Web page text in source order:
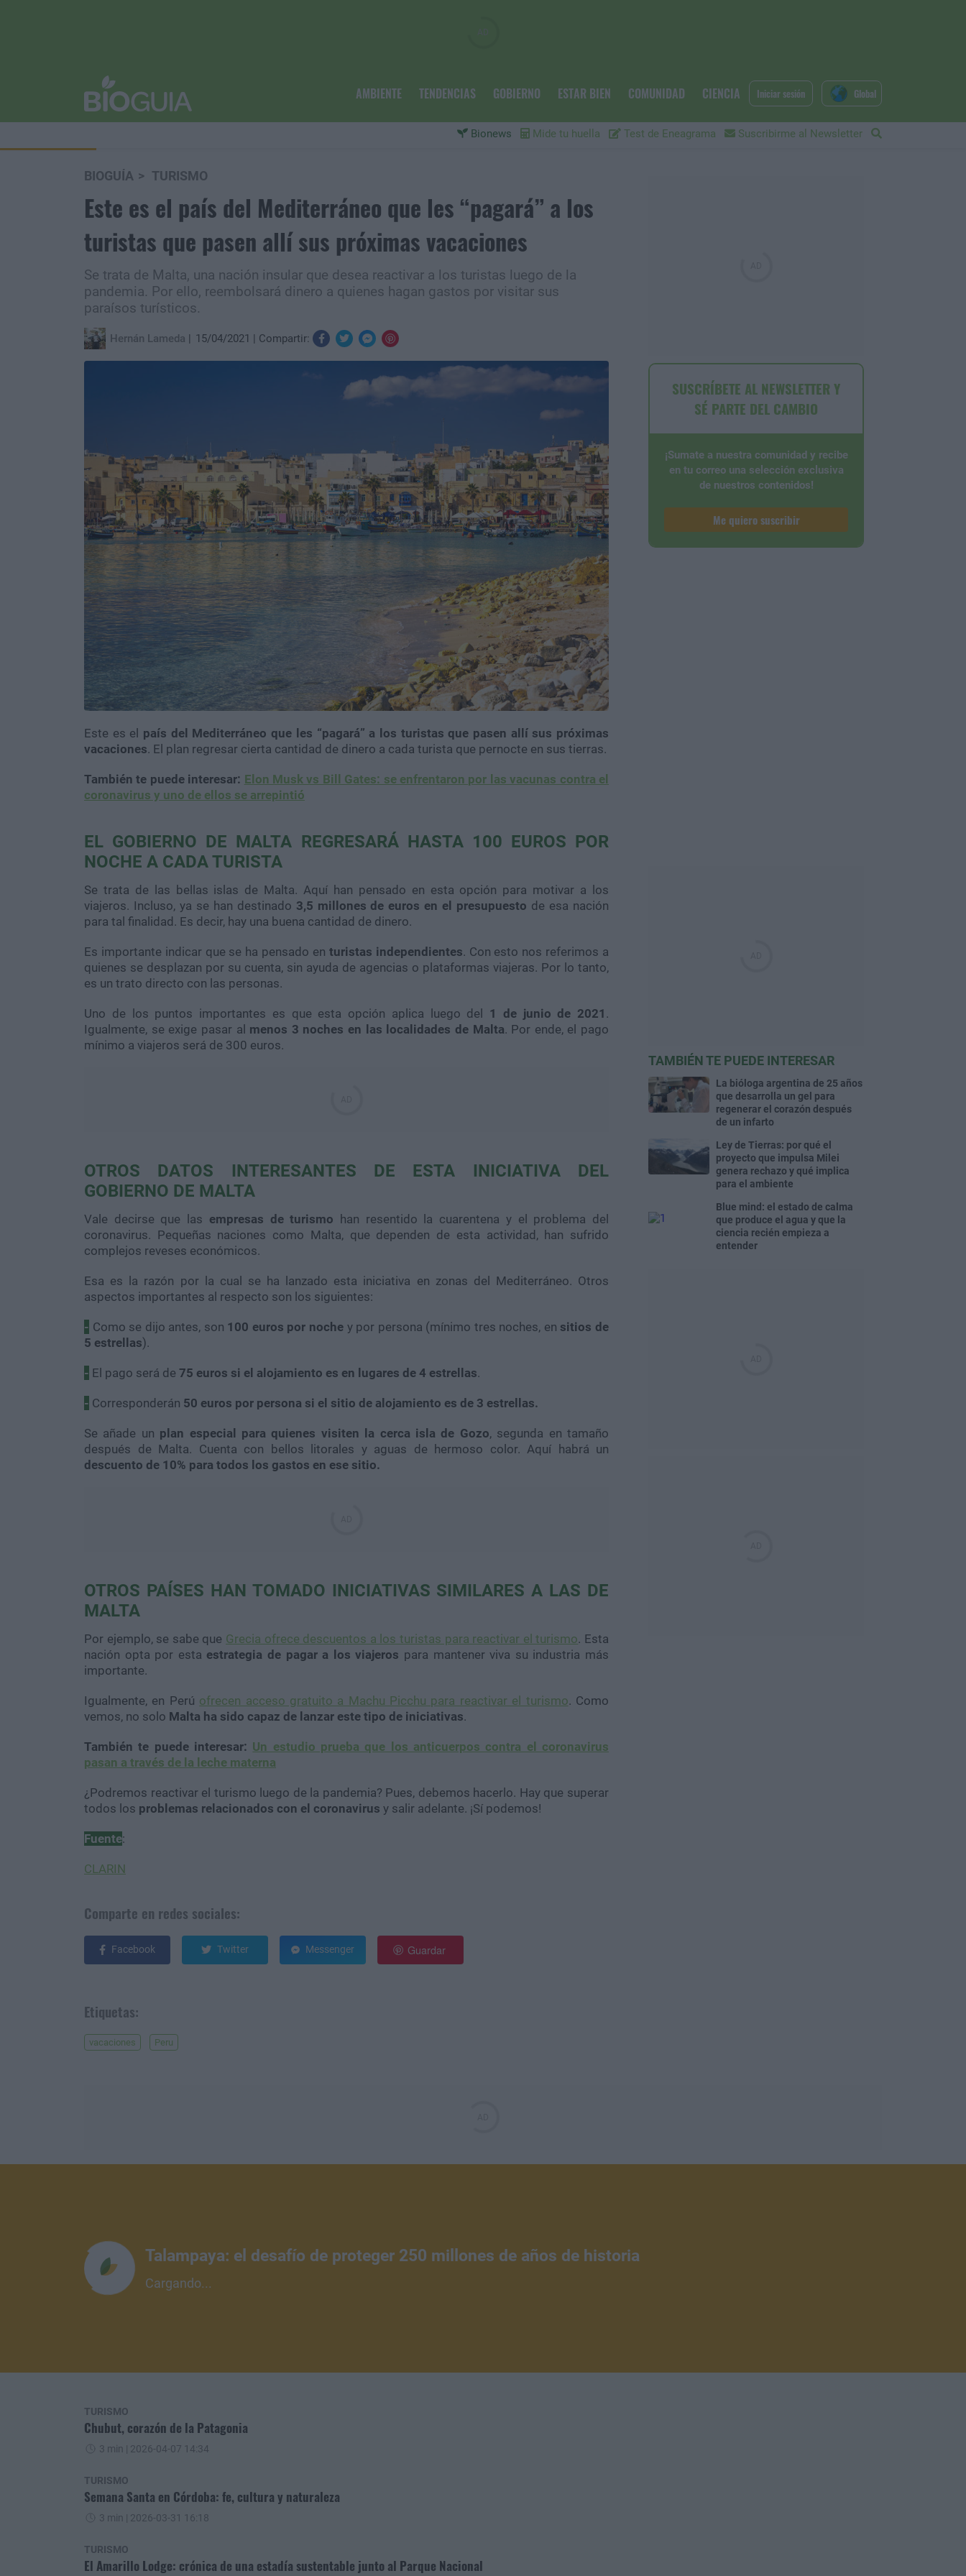
AMBIENTE TENDENCIAS GOBIERNO ESTAR BIEN COMUNIDAD CIENCIA
Bionews Mide tu huella Test de Eneagrama Suscribirme al Newsletter
Iniciar sesión Global
BIOGUÍA TURISMO
Este es el país del Mediterráneo que les “pagará” a los
turistas que pasen allí sus próximas vacaciones
Se trata de Malta, una nación insular que desea reactivar a los turistas luego de la
pandemia. Por ello, reembolsará dinero a quienes hagan gastos por visitar sus
paraísos turísticos.
Hernán Lameda 15/04/2021 Compartir:
Este es el país del Mediterráneo que les “pagará” a los turistas que pasen allí sus próximas
vacaciones. El plan regresar cierta cantidad de dinero a cada turista que pernocte en sus tierras.
También te puede interesar: Elon Musk vs Bill Gates: se enfrentaron por las vacunas contra el
coronavirus y uno de ellos se arrepintió
EL GOBIERNO DE MALTA REGRESARÁ HASTA 100 EUROS POR
NOCHE A CADA TURISTA
Se trata de las bellas islas de Malta. Aquí han pensado en esta opción para motivar a los
viajeros. Incluso, ya se han destinado 3,5 millones de euros en el presupuesto de esa nación
para tal finalidad. Es decir, hay una buena cantidad de dinero.
Es importante indicar que se ha pensado en turistas independientes. Con esto nos referimos a
quienes se desplazan por su cuenta, sin ayuda de agencias o plataformas viajeras. Por lo tanto,
es un trato directo con las personas.
Uno de los puntos importantes es que esta opción aplica luego del 1 de junio de 2021 .
Igualmente, se exige pasar al menos 3 noches en las localidades de Malta. Por ende, el pago
mínimo a viajeros será de 300 euros.
OTROS DATOS INTERESANTES DE ESTA INICIATIVA DEL
GOBIERNO DE MALTA
Vale decirse que las empresas de turismo han resentido la cuarentena y el problema del
coronavirus. Pequeñas naciones como Malta, que dependen de esta actividad, han sufrido
complejos reveses económicos.
Esa es la razón por la cual se ha lanzado esta iniciativa en zonas del Mediterráneo. Otros
aspectos importantes al respecto son los siguientes:
- Como se dijo antes, son 100 euros por noche y por persona (mínimo tres noches, en sitios de
5 estrellas).
- El pago será de 75 euros si el alojamiento es en lugares de 4 estrellas.
- Corresponderán 50 euros por persona si el sitio de alojamiento es de 3 estrellas.
Se añade un plan especial para quienes visiten la cerca isla de Gozo, segunda en tamaño
después de Malta. Cuenta con bellos litorales y aguas de hermoso color. Aquí habrá un
descuento de 10% para todos los gastos en ese sitio.
OTROS PAÍSES HAN TOMADO INICIATIVAS SIMILARES A LAS DE
MALTA
Por ejemplo, se sabe que Grecia ofrece descuentos a los turistas para reactivar el turismo. Esta
nación opta por esta estrategia de pagar a los viajeros para mantener viva su industria más
importante.
Igualmente, en Perú ofrecen acceso gratuito a Machu Picchu para reactivar el turismo. Como
vemos, no solo Malta ha sido capaz de lanzar este tipo de iniciativas.
También te puede interesar: Un estudio prueba que los anticuerpos contra el coronavirus
pasan a través de la leche materna
¿Podremos reactivar el turismo luego de la pandemia? Pues, debemos hacerlo. Hay que superar
todos los problemas relacionados con el coronavirus y salir adelante. ¡Sí podemos!
Fuente:
CLARIN
Comparte en redes sociales:
Facebook Twitter Messenger Guardar
Etiquetas:
vacaciones Peru
SUSCRÍBETE AL NEWSLETTER Y
SÉ PARTE DEL CAMBIO
¡Sumate a nuestra comunidad y recibe
en tu correo una selección exclusiva
de nuestros contenidos!
Me quiero suscribir
TAMBIÉN TE PUEDE INTERESAR
La bióloga argentina de 25 años
que desarrolla un gel para
regenerar el corazón después
de un infarto
Ley de Tierras: por qué el
proyecto que impulsa Milei
genera rechazo y qué implica
para el ambiente
Blue mind: el estado de calma
que produce el agua y que la
ciencia recién empieza a
entender
Talampaya: el desafío de proteger 250 millones de años de historia
Cargando...
TURISMO
Chubut, corazón de la Patagonia
3 min | 2026-04-07 14:34
TURISMO
Semana Santa en Córdoba: fe, cultura y naturaleza
3 min | 2026-03-31 16:18
TURISMO
El Amarillo Lodge: crónica de una estadía sustentable junto al Parque Nacional